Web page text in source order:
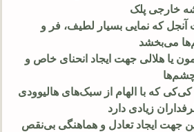
خارجی پلک
آنجل که نمایی بسیار لطیف، فر و
می‌بخشد
یا هلالی جهت ایجاد انحنای خاص و
چشم‌ها
که با الهام از سبک‌های هالیوودی
زیادی دارد
جهت ایجاد تعادل و هماهنگی بی‌نقص